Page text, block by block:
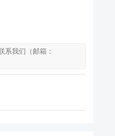
系我们（邮箱：